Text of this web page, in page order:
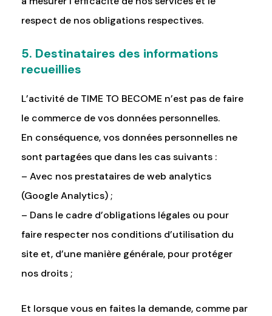
respect de nos obligations respectives.
5. Destinataires des informations
recueillies
L’activité de TIME TO BECOME n’est pas de faire
le commerce de vos données personnelles.
En conséquence, vos données personnelles ne
sont partagées que dans les cas suivants :
– Avec nos prestataires de web analytics
(Google Analytics) ;
– Dans le cadre d’obligations légales ou pour
faire respecter nos conditions d’utilisation du
site et, d’une manière générale, pour protéger
nos droits ;
Et lorsque vous en faites la demande, comme par